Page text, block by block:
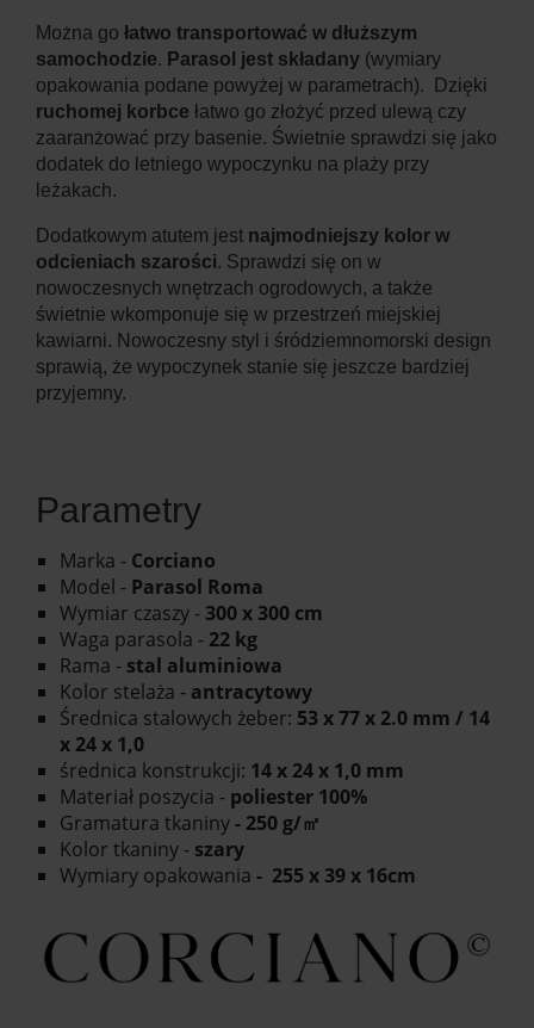
Można go łatwo transportować w dłuższym
samochodzie. Parasol jest składany (wymiary
opakowania podane powyżej w parametrach). Dzięki
ruchomej korbce łatwo go złożyć przed ulewą czy
zaaranżować przy basenie. Świetnie sprawdzi się jako
dodatek do letniego wypoczynku na plaży przy
leżakach.
Dodatkowym atutem jest najmodniejszy kolor w
odcieniach szarości. Sprawdzi się on w
nowoczesnych wnętrzach ogrodowych, a także
świetnie wkomponuje się w przestrzeń miejskiej
kawiarni. Nowoczesny styl i śródziemnomorski design
sprawią, że wypoczynek stanie się jeszcze bardziej
przyjemny.
Parametry
Marka - Corciano
Model - Parasol Roma
Wymiar czaszy - 300 x 300 cm
Waga parasola - 22 kg
Rama - stal aluminiowa
Kolor stelaża - antracytowy
Średnica stalowych żeber: 53 x 77 x 2.0 mm / 14
x 24 x 1,0
średnica konstrukcji: 14 x 24 x 1,0 mm
Materiał poszycia - poliester 100%
Gramatura tkaniny- 250 g/㎡
Kolor tkaniny - szary
Wymiary opakowania - 255 x 39 x 16cm